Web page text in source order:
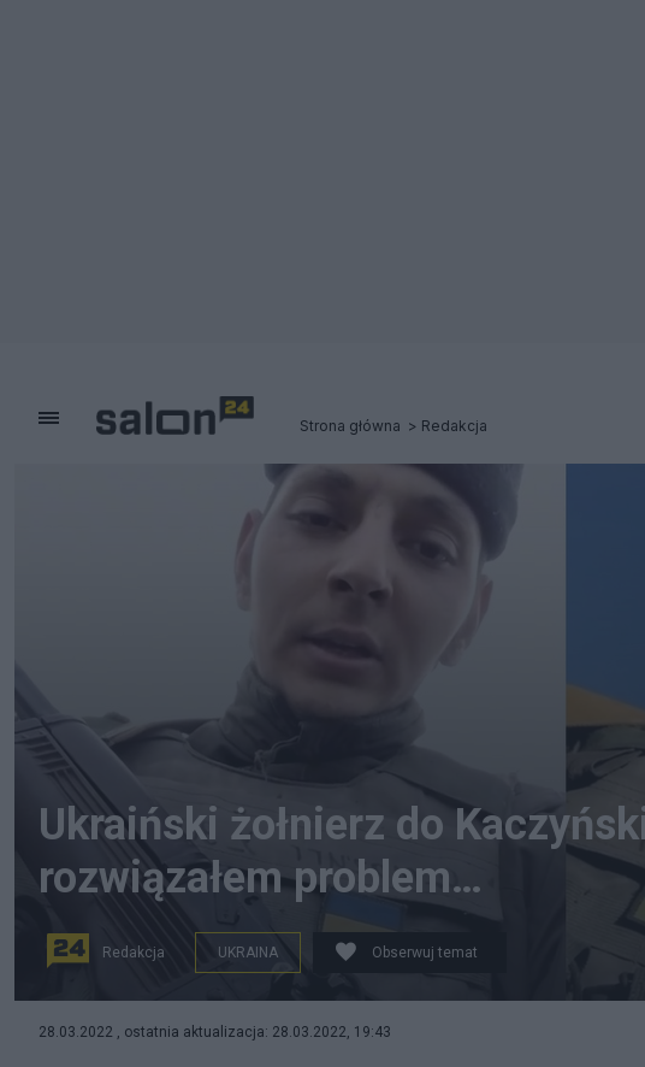
Strona główna Redakcja
Ukraiński żołnierz do
rozwiązałem problem…
Redakcja UKRAINA Obserwuj temat
28.03.2022 , ostatnia aktualizacja: 28.03.2022, 19:43